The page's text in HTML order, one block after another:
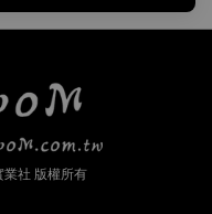
社 版權所有